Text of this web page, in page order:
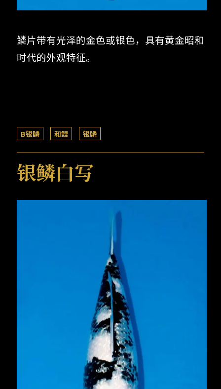
鳞片带有光泽的金色或银色，具有黄金昭和
时代的外观特征。
B银鳞 和鲤 银鳞
银鳞白写